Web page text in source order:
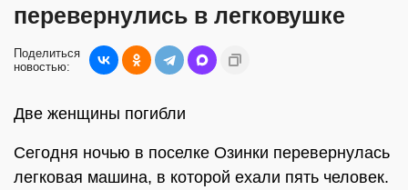
перевернулись в легковушке
Поделиться
новостью:
Две женщины погибли
Сегодня ночью в поселке Озинки перевернулась
легковая машина, в которой ехали пять человек.